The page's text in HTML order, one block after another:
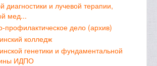
диагностики и лучевой терапии,
мед...
профилактическое дело (архив)
колледж
генетики и фундаментальной
ИДПО